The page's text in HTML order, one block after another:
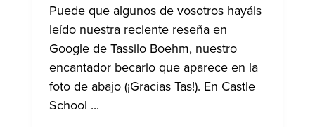
Puede que algunos de vosotros hayáis
leído nuestra reciente reseña en
Google de Tassilo Boehm, nuestro
encantador becario que aparece en la
foto de abajo (¡Gracias Tas!). En Castle
School ...